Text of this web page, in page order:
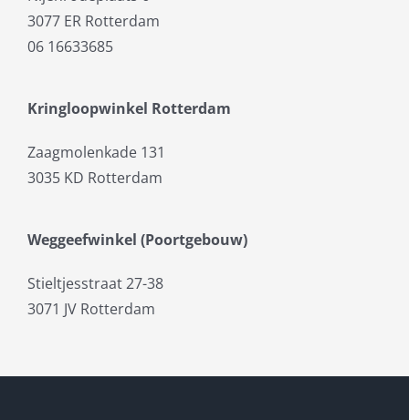
3077 ER Rotterdam
06 16633685
Kringloopwinkel Rotterdam
Zaagmolenkade 131
3035 KD Rotterdam
Weggeefwinkel (Poortgebouw)
Stieltjesstraat 27-38
3071 JV Rotterdam